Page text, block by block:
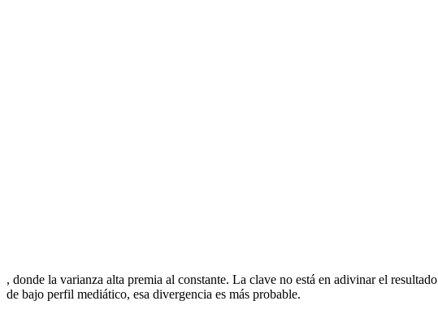
, donde la varianza alta premia al constante. La clave no está en adivinar el
de bajo perfil mediático, esa divergencia es más probable.